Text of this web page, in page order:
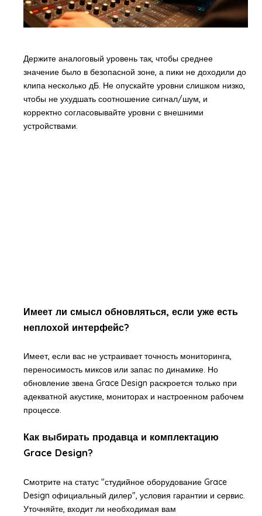
Держите аналоговый уровень так, чтобы среднее
значение было в безопасной зоне, а пики не доходили до
клипа несколько дБ. Не опускайте уровни слишком низко,
чтобы не ухудшать соотношение сигнал/шум, и
корректно согласовывайте уровни с внешними
устройствами.
Имеет ли смысл обновляться, если уже есть
неплохой интерфейс?
Имеет, если вас не устраивает точность мониторинга,
переносимость миксов или запас по динамике. Но
обновление звена Grace Design раскроется только при
адекватной акустике, мониторах и настроенном рабочем
процессе.
Как выбирать продавца и комплектацию
Grace Design?
Смотрите на статус "студийное оборудование Grace
Design официальный дилер", условия гарантии и сервис.
Уточняйте, входит ли необходимая вам